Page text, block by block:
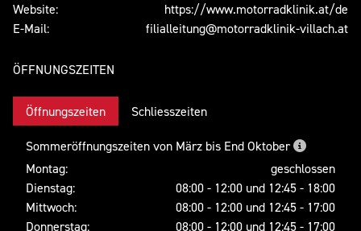
Website:
https://www.motorradklinik.at/de
E-Mail:
filialleitung@motorradklinik-villach.at
ÖFFNUNGSZEITEN
Öffnungszeiten Schliesszeiten
Sommeröffnungszeiten von März bis End Oktober
Montag:
geschlossen
Dienstag:
08:00 - 12:00 und 12:45 - 18:00
Mittwoch:
08:00 - 12:00 und 12:45 - 17:00
Donnerstag:
08:00 - 12:00 und 12:45 - 17:00